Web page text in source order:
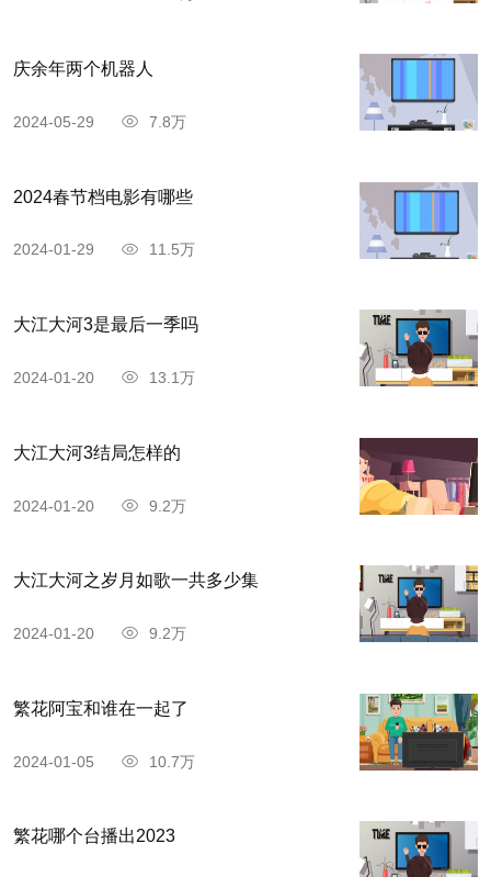
庆余年两个机器人
2024-05-29 7.8万
2024春节档电影有哪些
2024-01-29 11.5万
大江大河3是最后一季吗
2024-01-20 13.1万
大江大河3结局怎样的
2024-01-20 9.2万
大江大河之岁月如歌一共多少集
2024-01-20 9.2万
繁花阿宝和谁在一起了
2024-01-05 10.7万
繁花哪个台播出2023